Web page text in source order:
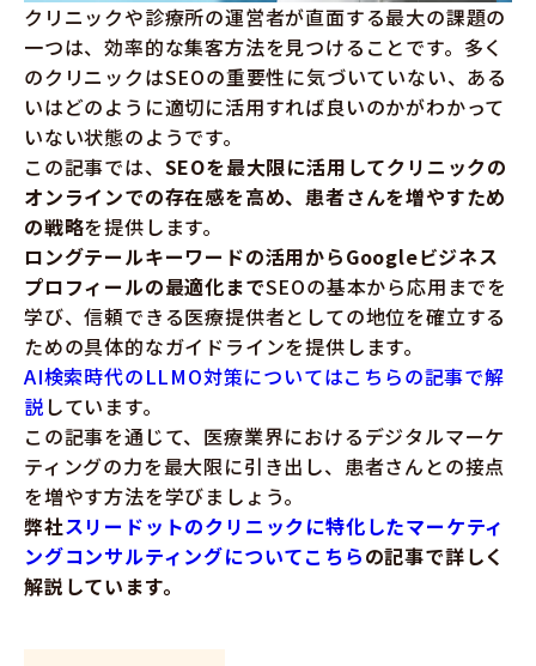
クリニックや診療所の運営者が直面する最大の課題の
一つは、効率的な集客方法を見つけることです。多く
のクリニックはSEOの重要性に気づいていない、ある
いはどのように適切に活用すれば良いのかがわかって
いない状態のようです。
この記事では、 SEOを最大限に活用してクリニックの
オンラインでの存在感を高め、患者さんを増やすため
の戦略を提供します。
ロングテールキーワードの活用からGoogleビジネス
プロフィールの最適化までSEOの基本から応用までを
学び、信頼できる医療提供者としての地位を確立する
ための具体的なガイドラインを提供します。
AI検索時代のLLMO対策についてはこちらの記事で解
説 しています。
この記事を通じて、医療業界におけるデジタルマーケ
ティングの力を最大限に引き出し、患者さんとの接点
を増やす方法を学びましょう。
弊社スリードットのクリニックに特化したマーケティ
ングコンサルティングについてこちらの記事で詳しく
解説しています。